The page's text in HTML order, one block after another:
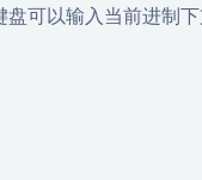
盘可以输入当前进制下